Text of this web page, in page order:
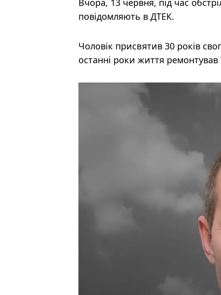
повідомляють в ДТЕК.
Чоловік присвятив 30 років
останні роки життя ремонтував